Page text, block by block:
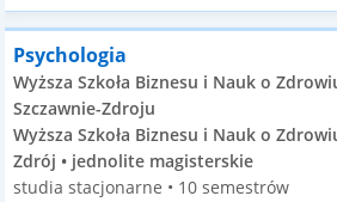
Psychologia
Wyższa Szkoła Biznesu i Nauk o
Szczawnie-Zdroju
Wyższa Szkoła Biznesu i Nauk o
Zdrój • jednolite magisterskie
studia stacjonarne • 10 semestrów